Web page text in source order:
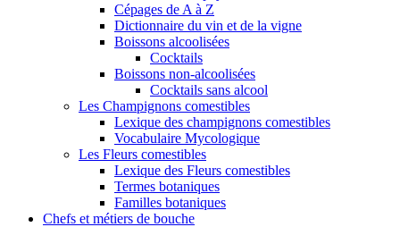
Cépages de A à Z
Dictionnaire du vin et de la vigne
Boissons alcoolisées
Cocktails
Boissons non-alcoolisées
Cocktails sans alcool
Les Champignons comestibles
Lexique des champignons comestibles
Vocabulaire Mycologique
Les Fleurs comestibles
Lexique des Fleurs comestibles
Termes botaniques
Familles botaniques
Chefs et métiers de bouche